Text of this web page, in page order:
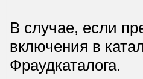
В случае, если
включения в
Фраудкаталога.